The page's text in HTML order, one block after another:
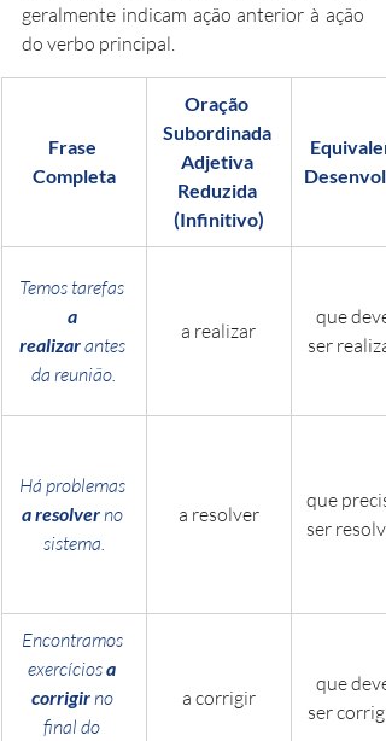
geralmente indicam ação anterior à ação
do verbo principal.
Frase
Completa
Oração
Subordinada
Adjetiva
Reduzida
(Infinitivo)
Temos tarefas
a
realizar antes
da reunião.
a realizar
que
ser
Há problemas
a resolver no
sistema.
a resolver
que
ser
Encontramos
exercícios a
corrigir no
final do
a corrigir
que
ser